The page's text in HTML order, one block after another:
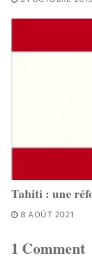
Tahiti : une
8 AOÛT 2021
1 Comment